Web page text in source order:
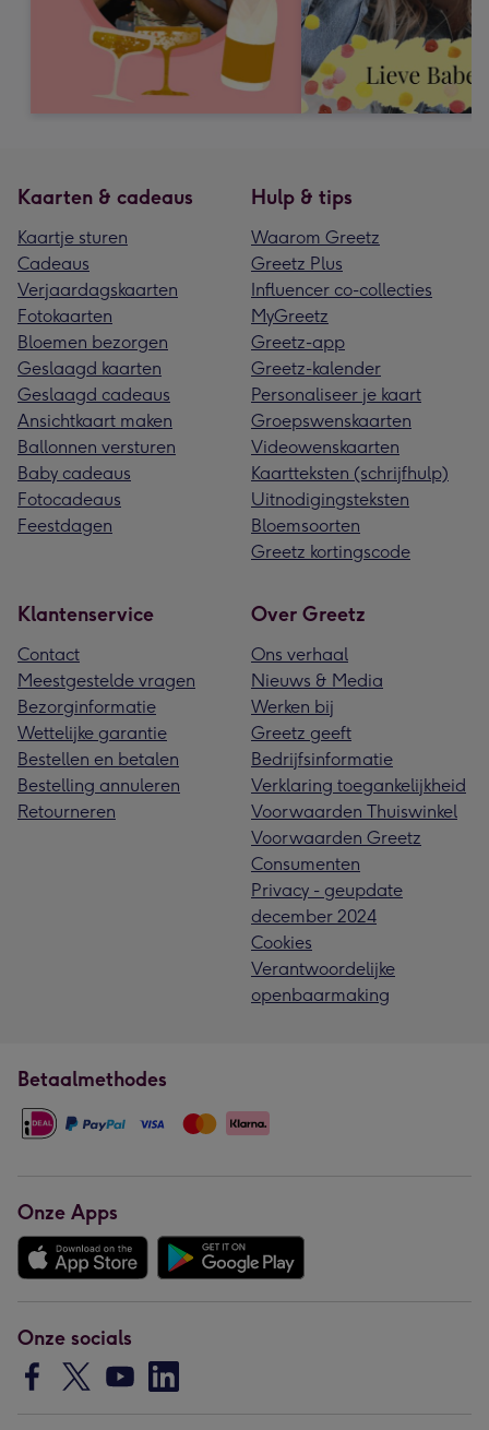
Kaarten & cadeaus
Kaartje sturen
Cadeaus
Verjaardagskaarten
Fotokaarten
Bloemen bezorgen
Geslaagd kaarten
Geslaagd cadeaus
Ansichtkaart maken
Ballonnen versturen
Baby cadeaus
Fotocadeaus
Feestdagen
Hulp & tips
Waarom Greetz
Greetz Plus
Influencer co-collecties
MyGreetz
Greetz-app
Greetz-kalender
Personaliseer je kaart
Groepswenskaarten
Videowenskaarten
Kaartteksten (schrijfhulp)
Uitnodigingsteksten
Bloemsoorten
Greetz kortingscode
Klantenservice
Contact
Meestgestelde vragen
Bezorginformatie
Wettelijke garantie
Bestellen en betalen
Bestelling annuleren
Retourneren
Over Greetz
Ons verhaal
Nieuws & Media
Werken bij
Greetz geeft
Bedrijfsinformatie
Verklaring toegankelijkheid
Voorwaarden Thuiswinkel
Voorwaarden Greetz
Consumenten
Privacy - geupdate
december 2024
Cookies
Verantwoordelijke
openbaarmaking
Betaalmethodes
Onze Apps
Onze socials